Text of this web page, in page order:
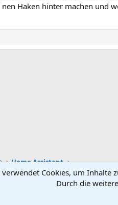
Haken hinter machen und
Home Assistant
verwendet Cookies, um
Durch die